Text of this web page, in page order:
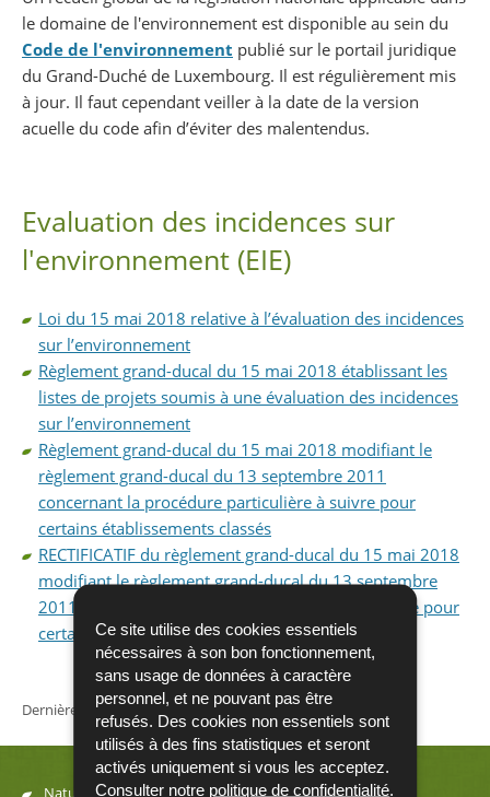
Ce site utilise des cookies essentiels
nécessaires à son bon fonctionnement,
sans usage de données à caractère
personnel, et ne pouvant pas être
refusés. Des cookies non essentiels sont
utilisés à des fins statistiques et seront
activés uniquement si vous les acceptez.
Consulter notre politique de confidentialité.
le domaine de l'environnement est disponible au sein du
Code de l'environnement publié sur le portail juridique
du Grand-Duché de Luxembourg. Il est régulièrement mis
à jour. Il faut cependant veiller à la date de la version
acuelle du code afin d’éviter des malentendus.
Evaluation des incidences sur
l'environnement (EIE)
Loi du 15 mai 2018 relative à l’évaluation des incidences
sur l’environnement
Règlement grand-ducal du 15 mai 2018 établissant les
listes de projets soumis à une évaluation des incidences
sur l’environnement
Règlement grand-ducal du 15 mai 2018 modifiant le
règlement grand-ducal du 13 septembre 2011
concernant la procédure particulière à suivre pour
certains établissements classés
RECTIFICATIF du règlement grand-ducal du 15 mai 2018
modifiant le règlement grand-ducal du 13 septembre
2011 concernant la procédure particulière à suivre pour
certains établissements classés
Dernière mise à jour16/08/2023
Natur